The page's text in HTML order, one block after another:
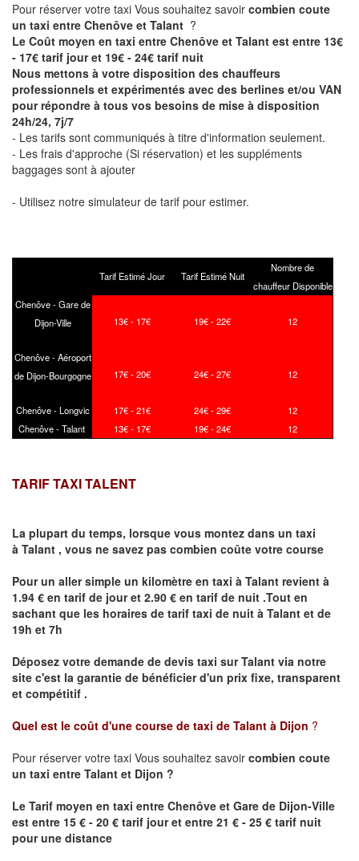
Pour réserver votre taxi Vous souhaitez savoir combien coute
un taxi entre Chenôve et Talant ?
Le Coût moyen en taxi entre Chenôve et Talant est entre 13€
- 17€ tarif jour et 19€ - 24€ tarif nuit
Nous mettons à votre disposition des chauffeurs
professionnels et expérimentés avec des berlines et/ou VAN
pour répondre à tous vos besoins de mise à disposition
24h/24, 7j/7
- Les tarifs sont communiqués à titre d'information seulement.
- Les frais d'approche (Si réservation) et les suppléments
baggages sont à ajouter
- Utilisez notre simulateur de tarif pour estimer.
Tarif Estimé Jour Tarif Estimé Nuit
Nombre de
chauffeur Disponible
Chenôve - Gare de
Dijon-Ville
13€ - 17€ 19€ - 22€ 12
Chenôve - Aéroport
de Dijon-Bourgogne
17€ - 20€ 24€ - 27€ 12
Chenôve - Longvic 17€ - 21€ 24€ - 29€
12
Chenôve - Talant
13€ - 17€ 19€ - 24€ 12
TARIF TAXI TALENT
La plupart du temps, lorsque vous montez dans un taxi
à Talant , vous ne savez pas combien coûte votre course
Pour un aller simple un kilomètre en taxi à Talant revient à
1.94 € en tarif de jour et 2.90 € en tarif de nuit .Tout en
sachant que les horaires de tarif taxi de nuit à Talant et de
19h et 7h
Déposez votre demande de devis taxi surTalant via notre
site c'est la garantie de bénéficier d'un prix fixe, transparent
et compétitif .
Quel est le coût d'une course de taxi de Talant à Dijon ?
Pour réserver votre taxi Vous souhaitez savoir combien coute
un taxi entre Talant et Dijon ?
Le Tarif moyen en taxi entre Chenôve et Gare de Dijon-Ville
est entre 15 € - 20 € tarif jour et entre 21 € - 25 € tarif nuit
pour une distance